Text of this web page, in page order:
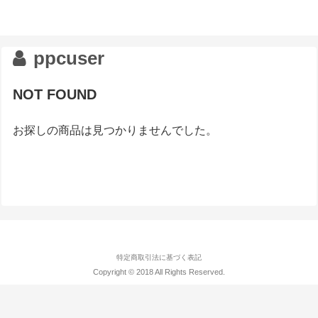
ppcuser
NOT FOUND
お探しの商品は見つかりませんでした。
特定商取引法に基づく表記
Copyright © 2018 All Rights Reserved.